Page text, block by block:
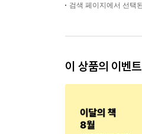
검색 페이지에서 선택
이 상품의 이벤트